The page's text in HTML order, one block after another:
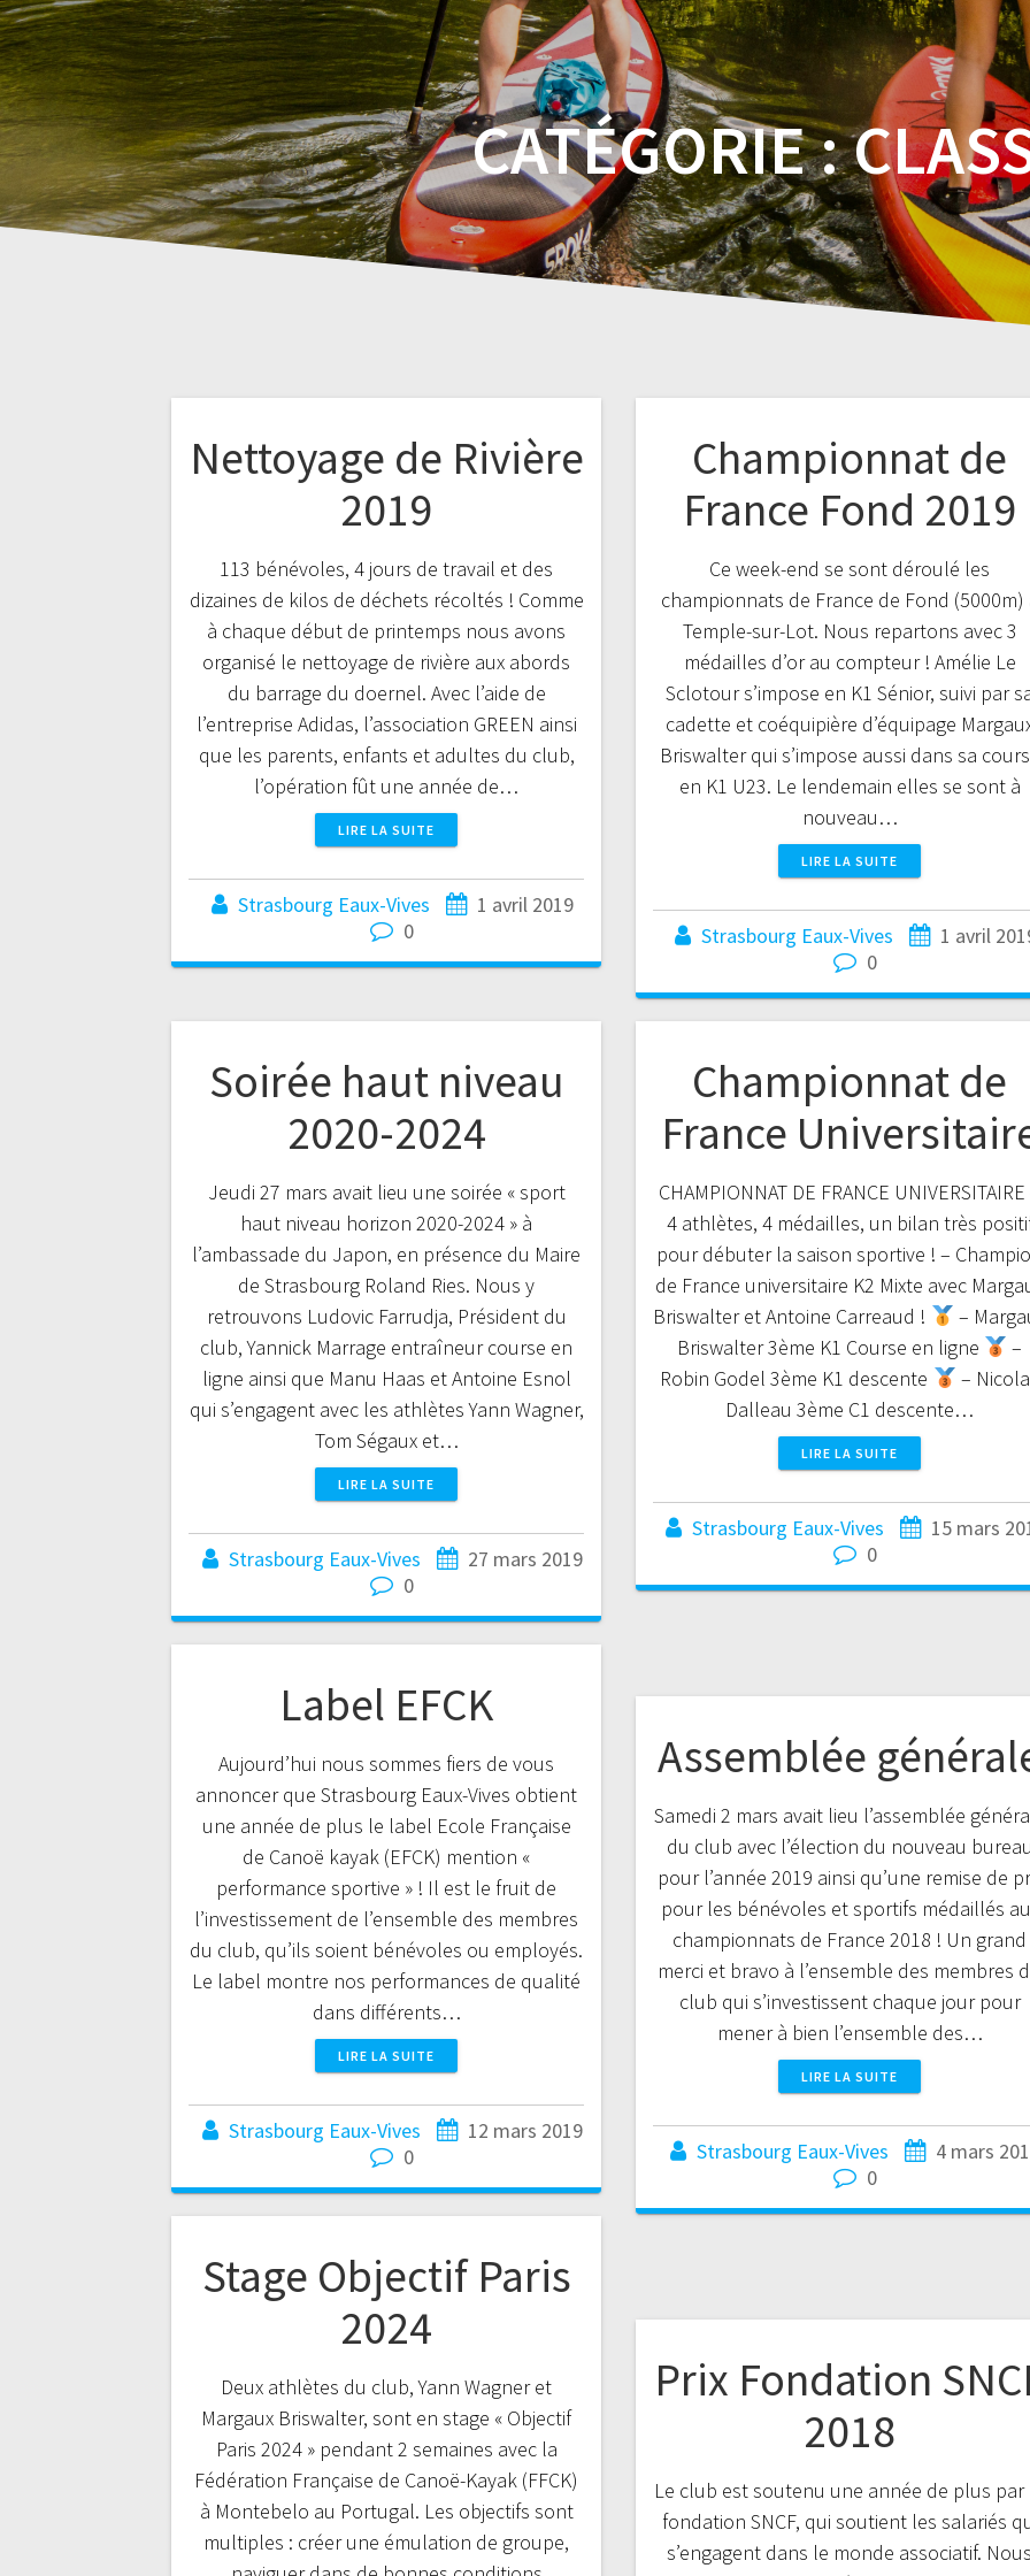
CATÉGORIE :
Nettoyage de Rivière
2019
113 bénévoles, 4 jours de travail et des
dizaines de kilos de déchets récoltés ! Comme
à chaque début de printemps nous avons
organisé le nettoyage de rivière aux abords
du barrage du doernel. Avec l’aide de
l’entreprise Adidas, l’association GREEN ainsi
que les parents, enfants et adultes du club,
l’opération fût une année de…
LIRE LA SUITE
Strasbourg Eaux-Vives
1 avril 2019
0
Championnat de
France Fond 2019
Ce week-end se sont déroulé les
championnats de France de Fond (5000m)
Temple-sur-Lot. Nous repartons avec 3
médailles d’or au compteur ! Amélie Le
Sclotour s’impose en K1 Sénior, suivi par
cadette et coéquipière d’équipage
Briswalter qui s’impose aussi dans sa
en K1 U23. Le lendemain elles se sont à
nouveau…
LIRE LA SUITE
Strasbourg Eaux-Vives
1 avril
0
Soirée haut niveau
2020-2024
Jeudi 27 mars avait lieu une soirée « sport
haut niveau horizon 2020-2024 » à
l’ambassade du Japon, en présence du Maire
de Strasbourg Roland Ries. Nous y
retrouvons Ludovic Farrudja, Président du
club, Yannick Marrage entraîneur course en
ligne ainsi que Manu Haas et Antoine Esnol
qui s’engagent avec les athlètes Yann Wagner,
Tom Ségaux et…
LIRE LA SUITE
Strasbourg Eaux-Vives
27 mars 2019
0
Championnat de
France
CHAMPIONNAT DE FRANCE UNIVERSITAIRE
4 athlètes, 4 médailles, un bilan très
pour débuter la saison sportive ! –
de France universitaire K2 Mixte avec
Briswalter et Antoine Carreaud !
–
Briswalter 3ème K1 Course en ligne
–
Robin Godel 3ème K1 descente
–
Dalleau 3ème C1 descente…
LIRE LA SUITE
Strasbourg Eaux-Vives
15 mars
0
Label EFCK
Aujourd’hui nous sommes fiers de vous
annoncer que Strasbourg Eaux-Vives obtient
une année de plus le label Ecole Française
de Canoë kayak (EFCK) mention «
performance sportive » ! Il est le fruit de
l’investissement de l’ensemble des membres
du club, qu’ils soient bénévoles ou employés.
Le label montre nos performances de qualité
dans différents…
LIRE LA SUITE
Strasbourg Eaux-Vives
12 mars 2019
0
Assemblée
Samedi 2 mars avait lieu l’assemblée
du club avec l’élection du nouveau bureau
pour l’année 2019 ainsi qu’une remise de
pour les bénévoles et sportifs médaillés
championnats de France 2018 ! Un grand
merci et bravo à l’ensemble des membres
club qui s’investissent chaque jour pour
mener à bien l’ensemble des…
LIRE LA SUITE
Strasbourg Eaux-Vives
4 mars
0
Stage Objectif Paris
2024
Deux athlètes du club, Yann Wagner et
Margaux Briswalter, sont en stage « Objectif
Paris 2024 » pendant 2 semaines avec la
Fédération Française de Canoë-Kayak (FFCK)
à Montebelo au Portugal. Les objectifs sont
multiples : créer une émulation de groupe,
Prix Fondation
2018
Le club est soutenu une année de plus par
fondation SNCF, qui soutient les salariés
s’engagent dans le monde associatif. Nous